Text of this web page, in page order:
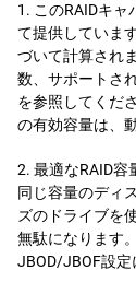
1. このRAIDキ
て提供していま
づいて計算され
数、サポートさ
を参照してくだ
の有効容量は、
2. 最適なRAID
同じ容量のディ
ズのドライブを
無駄になります
JBOD/JBOF設定